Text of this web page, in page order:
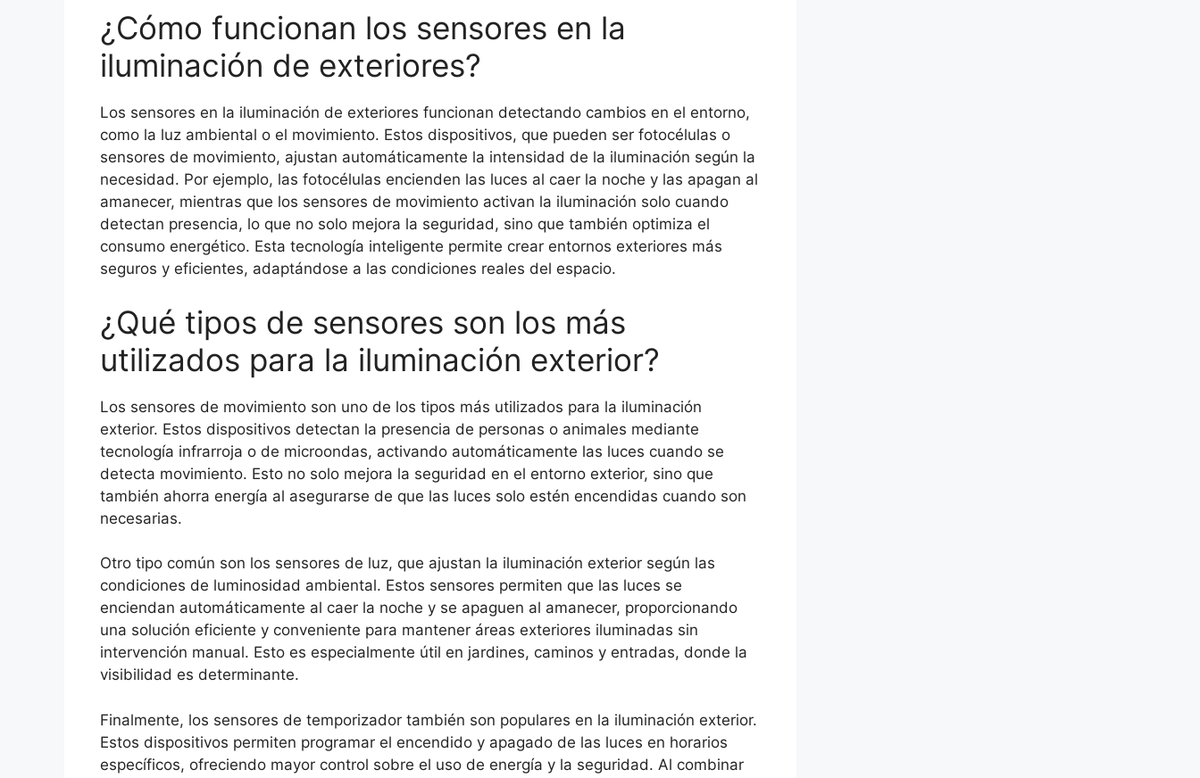
¿Cómo funcionan los sensores en la
iluminación de exteriores?
Los sensores en la iluminación de exteriores funcionan detectando cambios en el entorno,
como la luz ambiental o el movimiento. Estos dispositivos, que pueden ser fotocélulas o
sensores de movimiento, ajustan automáticamente la intensidad de la iluminación según la
necesidad. Por ejemplo, las fotocélulas encienden las luces al caer la noche y las apagan al
amanecer, mientras que los sensores de movimiento activan la iluminación solo cuando
detectan presencia, lo que no solo mejora la seguridad, sino que también optimiza el
consumo energético. Esta tecnología inteligente permite crear entornos exteriores más
seguros y eficientes, adaptándose a las condiciones reales del espacio.
¿Qué tipos de sensores son los más
utilizados para la iluminación exterior?
Los sensores de movimiento son uno de los tipos más utilizados para la iluminación
exterior. Estos dispositivos detectan la presencia de personas o animales mediante
tecnología infrarroja o de microondas, activando automáticamente las luces cuando se
detecta movimiento. Esto no solo mejora la seguridad en el entorno exterior, sino que
también ahorra energía al asegurarse de que las luces solo estén encendidas cuando son
necesarias.
Otro tipo común son los sensores de luz, que ajustan la iluminación exterior según las
condiciones de luminosidad ambiental. Estos sensores permiten que las luces se
enciendan automáticamente al caer la noche y se apaguen al amanecer, proporcionando
una solución eficiente y conveniente para mantener áreas exteriores iluminadas sin
intervención manual. Esto es especialmente útil en jardines, caminos y entradas, donde la
visibilidad es determinante.
Finalmente, los sensores de temporizador también son populares en la iluminación exterior.
Estos dispositivos permiten programar el encendido y apagado de las luces en horarios
específicos, ofreciendo mayor control sobre el uso de energía y la seguridad. Al combinar